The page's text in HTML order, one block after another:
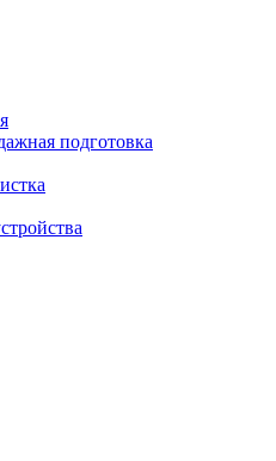
подготовка